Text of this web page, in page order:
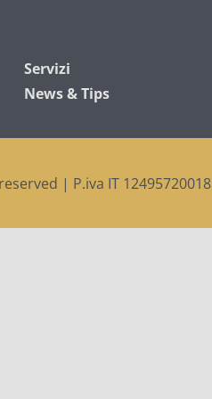
Servizi
News & Tips
| P.iva IT 12495720018